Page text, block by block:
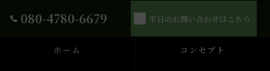
080-4780-6679 平日のお問い合わせはこちら
ホーム コンセプト